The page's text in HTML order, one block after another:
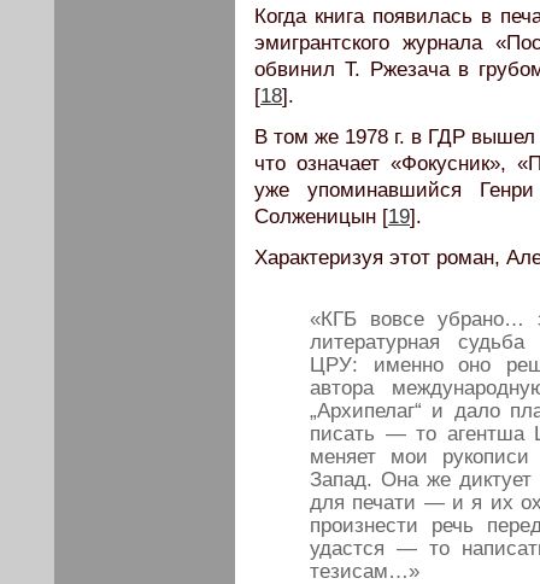
Когда книга появилась в
эмигрантского журнала
обвинил Т. Ржезача в
[18].
В том же 1978 г. в ГДР
что означает «Фокусник»,
уже упоминавшийся
Солженицын [19].
Характеризуя этот роман,
«КГБ вовсе убрано…
литературная
ЦРУ: именно оно
автора
„Архипелаг“ и дало
писать — то агентша
меняет мои
Запад. Она же диктует
для печати — и я их
произнести речь
удастся — то
тезисам…»